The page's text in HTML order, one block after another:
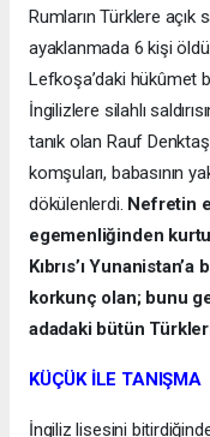
Rumların Türklere açık
ayaklanmada 6 kişi
Lefkoşa’daki hükûmet
İngilizlere silahlı
tanık olan Rauf
komşuları, babasının
dökülenlerdi. Nefretin
egemenliğinden
Kıbrıs’ı
korkunç olan; bunu
adadaki bütün
KÜÇÜK İLE TANIŞMA
İngiliz lisesini